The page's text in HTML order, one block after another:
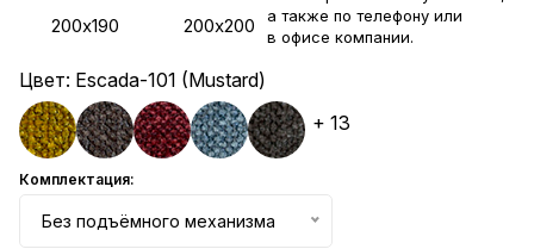
200х190 200х200
Цвет: Escada-101 (Mustard)
+ 13
Комплектация:
Без подъёмного механизма
а также по телефону или
в офисе компании.